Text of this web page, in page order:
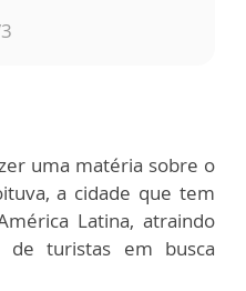
uma matéria sobre o
a cidade que tem
Latina, atraindo
de turistas em busca